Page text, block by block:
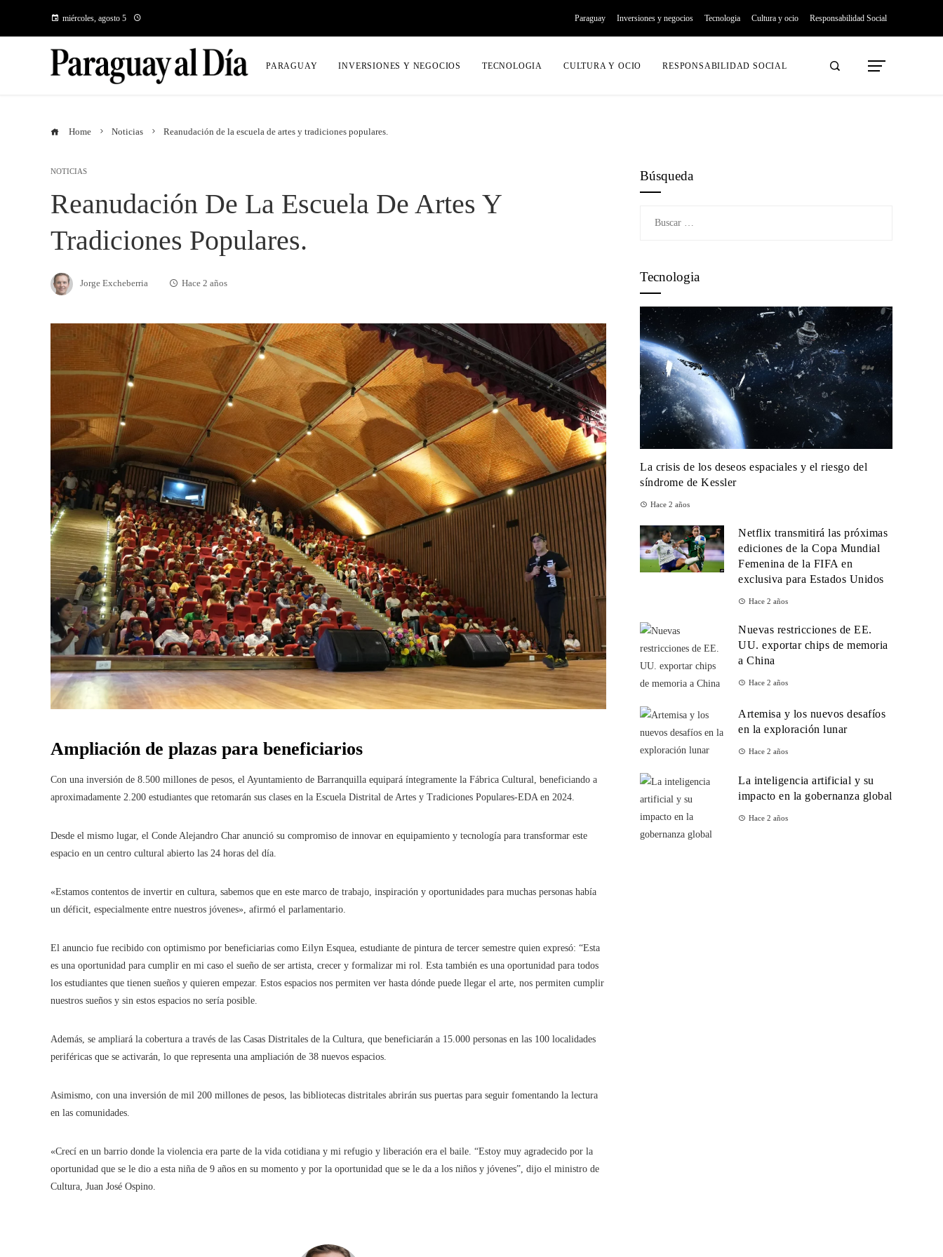
miércoles, agosto 5 Paraguay Inversiones y negocios Tecnologia Cultura y ocio Responsabilidad Social
PARAGUAY INVERSIONES Y NEGOCIOS TECNOLOGIA CULTURA Y OCIO RESPONSABILIDAD SOCIAL
Home Noticias Reanudación de la escuela de artes y tradiciones populares.
NOTICIAS
Reanudación De La Escuela De Artes Y
Tradiciones Populares.
Jorge Excheberria Hace 2 años
Ampliación de plazas para beneficiarios
Con una inversión de 8.500 millones de pesos, el Ayuntamiento de Barranquilla equipará íntegramente la Fábrica Cultural, beneficiando a
aproximadamente 2.200 estudiantes que retomarán sus clases en la Escuela Distrital de Artes y Tradiciones Populares-EDA en 2024.
Desde el mismo lugar, el Conde Alejandro Char anunció su compromiso de innovar en equipamiento y tecnología para transformar este
espacio en un centro cultural abierto las 24 horas del día.
«Estamos contentos de invertir en cultura, sabemos que en este marco de trabajo, inspiración y oportunidades para muchas personas había
un déficit, especialmente entre nuestros jóvenes», afirmó el parlamentario.
El anuncio fue recibido con optimismo por beneficiarias como Eilyn Esquea, estudiante de pintura de tercer semestre quien expresó: “Esta
es una oportunidad para cumplir en mi caso el sueño de ser artista, crecer y formalizar mi rol. Esta también es una oportunidad para todos
los estudiantes que tienen sueños y quieren empezar. Estos espacios nos permiten ver hasta dónde puede llegar el arte, nos permiten cumplir
nuestros sueños y sin estos espacios no sería posible.
Además, se ampliará la cobertura a través de las Casas Distritales de la Cultura, que beneficiarán a 15.000 personas en las 100 localidades
periféricas que se activarán, lo que representa una ampliación de 38 nuevos espacios.
Asimismo, con una inversión de mil 200 millones de pesos, las bibliotecas distritales abrirán sus puertas para seguir fomentando la lectura
en las comunidades.
«Crecí en un barrio donde la violencia era parte de la vida cotidiana y mi refugio y liberación era el baile. “Estoy muy agradecido por la
oportunidad que se le dio a esta niña de 9 años en su momento y por la oportunidad que se le da a los niños y jóvenes”, dijo el ministro de
Cultura, Juan José Ospino.
Búsqueda
Tecnologia
La crisis de los deseos espaciales y el riesgo del
síndrome de Kessler
Hace 2 años
Netflix transmitirá las próximas
ediciones de la Copa Mundial
Femenina de la FIFA en
exclusiva para Estados Unidos
Hace 2 años
Nuevas restricciones de EE.
UU. exportar chips de memoria
a China
Hace 2 años
Artemisa y los nuevos desafíos
en la exploración lunar
Hace 2 años
La inteligencia artificial y su
impacto en la gobernanza global
Hace 2 años